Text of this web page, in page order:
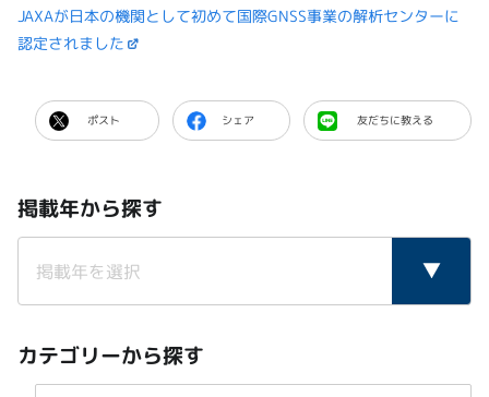
JAXAが日本の機関として初めて国際GNSS事業の解析センターに
認定されました
ポスト シェア 友だちに教える
掲載年から探す
カテゴリーから探す